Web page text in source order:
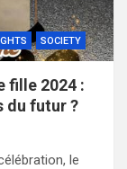
SOCIETY
fille 2024 :
du futur ?
le